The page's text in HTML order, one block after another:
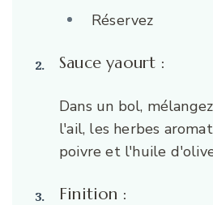
Réservez
Sauce yaourt :
Dans un bol,
l'ail, les herbes
poivre et l'huile
Finition :